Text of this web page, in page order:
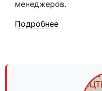
менеджеров.
Подробнее